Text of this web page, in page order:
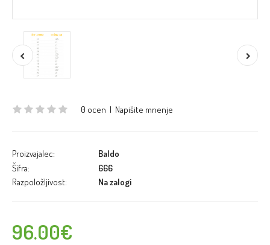
0 ocen | Napišite mnenje
Proizvajalec:
Baldo
Šifra:
666
Razpoložljivost:
Na zalogi
96.00€